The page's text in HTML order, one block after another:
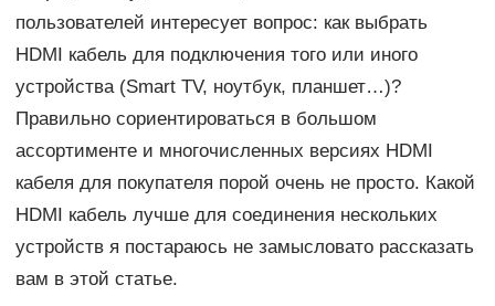
пользователей интересует вопрос: как выбрать
HDMI кабель для подключения того или иного
устройства (Smart TV, ноутбук, планшет…)?
Правильно сориентироваться в большом
ассортименте и многочисленных версиях HDMI
кабеля для покупателя порой очень не просто. Какой
HDMI кабель лучше для соединения нескольких
устройств я постараюсь не замысловато рассказать
вам в этой статье.